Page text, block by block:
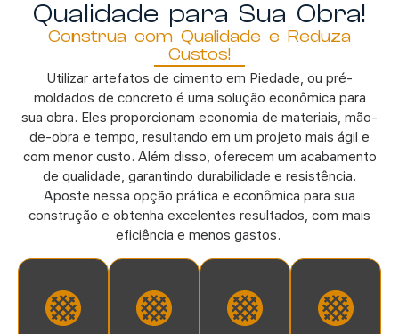
Qualidade para Sua Obra!
Construa com Qualidade e Reduza
Custos!
Utilizar artefatos de cimento em Piedade, ou pré-
moldados de concreto é uma solução econômica para
sua obra. Eles proporcionam economia de materiais, mão-
de-obra e tempo, resultando em um projeto mais ágil e
com menor custo. Além disso, oferecem um acabamento
de qualidade, garantindo durabilidade e resistência.
Aposte nessa opção prática e econômica para sua
construção e obtenha excelentes resultados, com mais
eficiência e menos gastos.